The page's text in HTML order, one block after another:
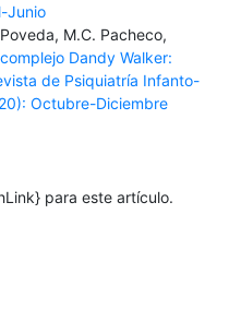
Junio
M.C. Pacheco,
Dandy Walker:
de Psiquiatría Infanto-
Octubre-Diciembre
para este artículo.